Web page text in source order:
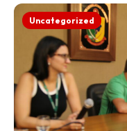
Uncategorized